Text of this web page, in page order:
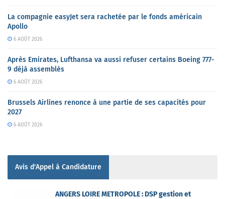
La compagnie easyJet sera rachetée par le fonds américain
Apollo
6 AOÛT 2026
Après Emirates, Lufthansa va aussi refuser certains Boeing 777-
9 déjà assemblés
6 AOÛT 2026
Brussels Airlines renonce à une partie de ses capacités pour
2027
6 AOÛT 2026
Avis d'Appel à Candidature
ANGERS LOIRE METROPOLE : DSP gestion et